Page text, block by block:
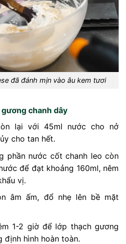
đã đánh mịn vào âu kem tươi
chanh dây
lại với 45ml nước cho nở
cho tan hết.
phần nước cốt chanh leo còn
để đạt khoảng 160ml, nêm
vị.
âm ấm, đổ nhẹ lên bề mặt
1-2 giờ để lớp thạch gương
định hình hoàn toàn.